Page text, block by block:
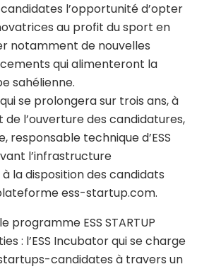
l’opportunité d’opter
au profit du sport en
notamment de nouvelles
qui alimenteront la
sahélienne.
se prolongera sur trois ans, à
l’ouverture des candidatures,
responsable technique d’ESS
l’infrastructure
la disposition des candidats
ess-startup.com.
programme ESS STARTUP
: l’ESS Incubator qui se charge
candidates à travers un